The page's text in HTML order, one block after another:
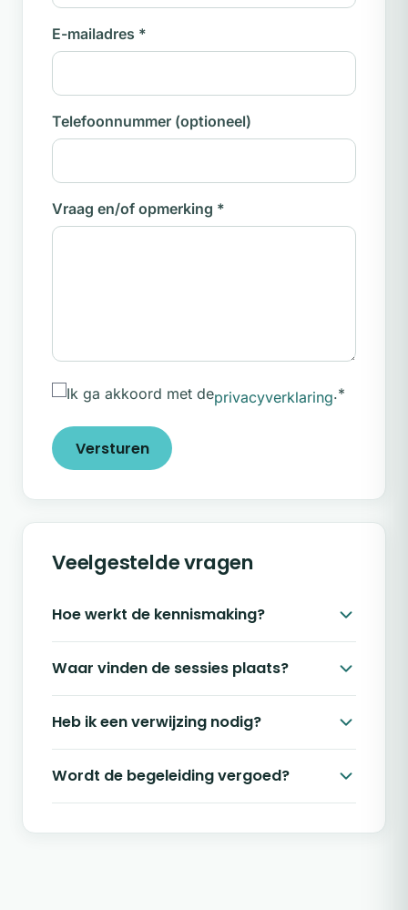
E-mailadres *
Telefoonnummer (optioneel)
Vraag en/of opmerking *
Ik ga akkoord met deprivacyverklaring.*
Versturen
Veelgestelde vragen
Hoe werkt de kennismaking?
Waar vinden de sessies plaats?
Heb ik een verwijzing nodig?
Wordt de begeleiding vergoed?